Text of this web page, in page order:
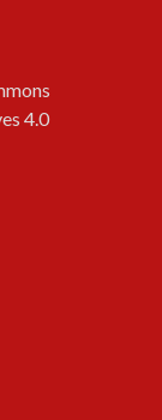
4.0